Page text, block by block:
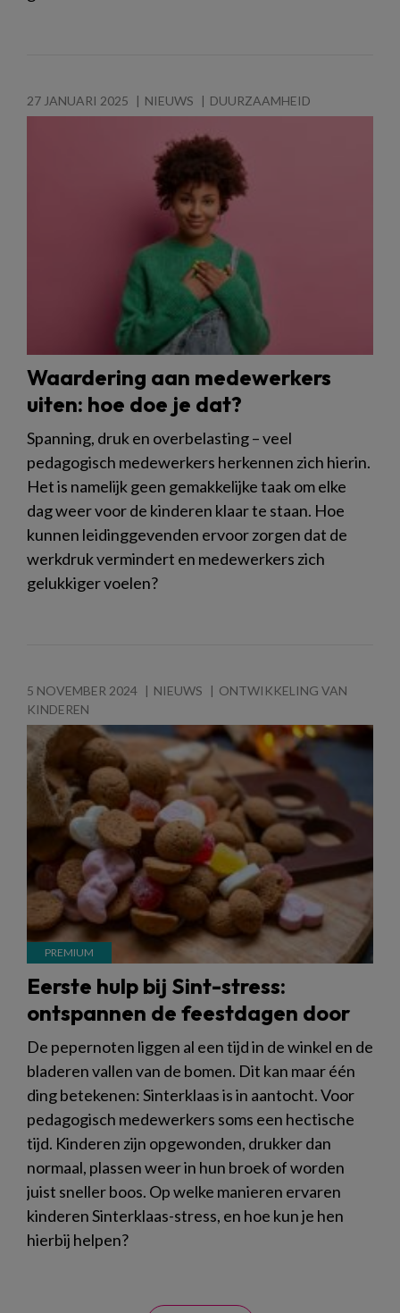
27 JANUARI 2025 NIEUWS DUURZAAMHEID
Waardering aan medewerkers
uiten: hoe doe je dat?
Spanning, druk en overbelasting – veel
pedagogisch medewerkers herkennen zich hierin.
Het is namelijk geen gemakkelijke taak om elke
dag weer voor de kinderen klaar te staan. Hoe
kunnen leidinggevenden ervoor zorgen dat de
werkdruk vermindert en medewerkers zich
gelukkiger voelen?
5 NOVEMBER 2024 NIEUWS
ONTWIKKELING VAN
KINDEREN
Eerste hulp bij Sint-stress:
ontspannen de feestdagen door
De pepernoten liggen al een tijd in de winkel en de
bladeren vallen van de bomen. Dit kan maar één
ding betekenen: Sinterklaas is in aantocht. Voor
pedagogisch medewerkers soms een hectische
tijd. Kinderen zijn opgewonden, drukker dan
normaal, plassen weer in hun broek of worden
juist sneller boos. Op welke manieren ervaren
kinderen Sinterklaas-stress, en hoe kun je hen
hierbij helpen?